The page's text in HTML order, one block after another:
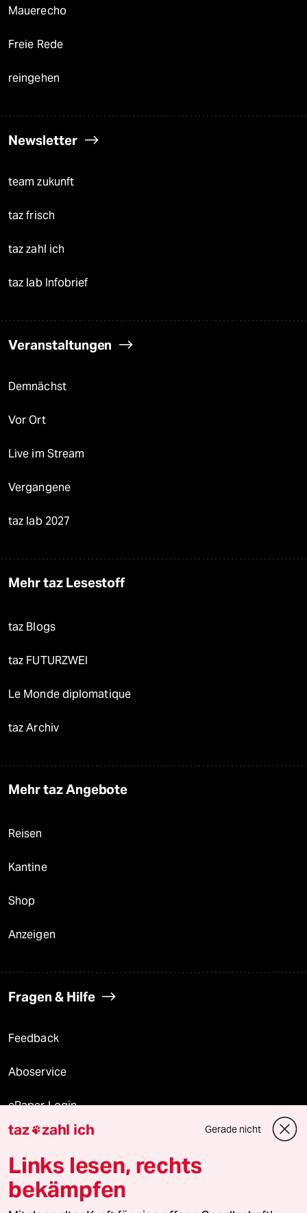
Mauerecho
Freie Rede
reingehen
Newsletter
team zukunft
taz frisch
taz zahl ich
taz lab Infobrief
Veranstaltungen
Demnächst
Vor Ort
Live im Stream
Vergangene
taz lab 2027
Mehr taz Lesestoff
taz Blogs
taz FUTURZWEI
Le Monde diplomatique
taz Archiv
Mehr taz Angebote
Reisen
Kantine
Shop
Anzeigen
Fragen & Hilfe
Feedback
Aboservice
ePaper Login
Downloads für Abonnierende
© 2026 taz Verlags und Vertriebs GmbH
taz zahl ich Gerade nicht
Links lesen, rechts
bekämpfen